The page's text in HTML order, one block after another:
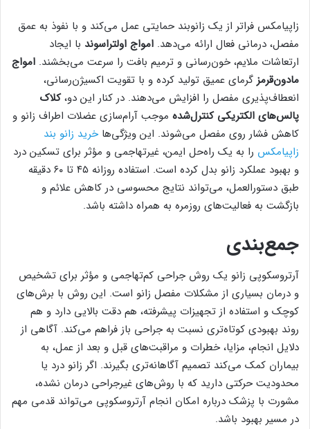
زاپیامکس فراتر از یک زانوبند حمایتی عمل می‌کند و با نفوذ به عمق
مفصل، درمانی فعال ارائه می‌دهد. امواج اولتراسوند با ایجاد
ارتعاشات ملایم، خون‌رسانی و ترمیم بافت را سرعت می‌بخشند. امواج
مادون‌قرمز گرمای عمیق تولید کرده و با تقویت اکسیژن‌رسانی،
انعطاف‌پذیری مفصل را افزایش می‌دهند. در کنار این دو،کلاک
پالس‌های الکتریکی کنترل‌شده موجب آرام‌سازی عضلات اطراف زانو و
کاهش فشار روی مفصل می‌شوند. این ویژگی‌هاخرید زانو بند
زاپیامکس را به یک راه‌حل ایمن، غیرتهاجمی و مؤثر برای تسکین درد
و بهبود عملکرد زانو بدل کرده است. استفاده روزانه ۴۵ تا ۶۰ دقیقه
طبق دستورالعمل، می‌تواند نتایج محسوسی در کاهش علائم و
بازگشت به فعالیت‌های روزمره به همراه داشته باشد.
جمع‌بندی
آرتروسکوپی زانو یک روش جراحی کم‌تهاجمی و مؤثر برای تشخیص
و درمان بسیاری از مشکلات مفصل زانو است. این روش با برش‌های
کوچک و استفاده از تجهیزات پیشرفته، هم دقت بالایی دارد و هم
روند بهبودی کوتاه‌تری نسبت به جراحی باز فراهم می‌کند. آگاهی از
دلایل انجام، مزایا، خطرات و مراقبت‌های قبل و بعد از عمل، به
بیماران کمک می‌کند تصمیم آگاهانه‌تری بگیرند. اگر زانو درد یا
محدودیت حرکتی دارید که با روش‌های غیرجراحی درمان نشده،
مشورت با پزشک درباره امکان انجام آرتروسکوپی می‌تواند قدمی مهم
در مسیر بهبود باشد.